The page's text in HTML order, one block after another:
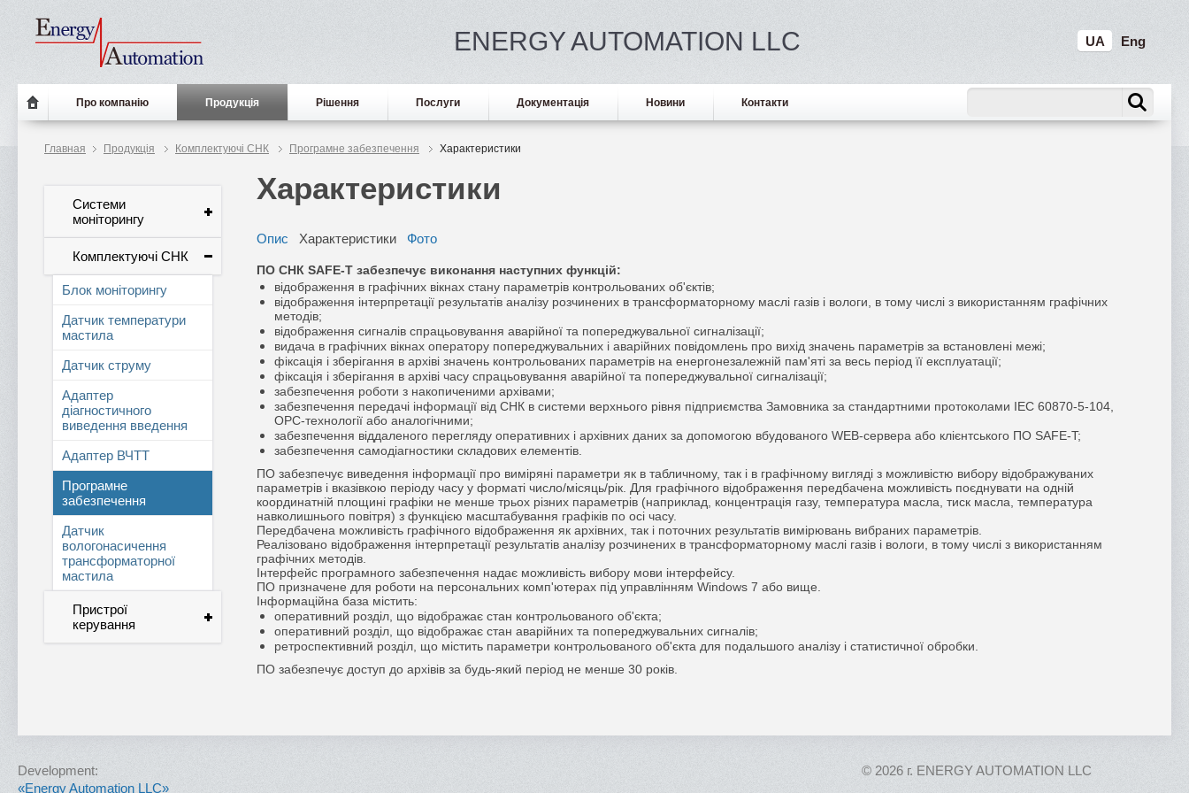
UA Eng
ENERGY AUTOMATION LLC
Про компанію Продукція Рішення Послуги Документація Новини Контакти
Главная Продукція Комплектуючі СНК Програмне забезпечення Характеристики
Системи
моніторингу
Комплектуючі СНК
Блок моніторингу
Датчик температури
мастила
Датчик струму
Адаптер
діагностичного
виведення введення
Адаптер ВЧТТ
Програмне
забезпечення
Датчик
вологонасичення
трансформаторної
мастила
Пристрої
керування
Характеристики
Опис Характеристики Фото
ПО СНК SAFE-T забезпечує виконання наступних функцій:
відображення в графічних вікнах стану параметрів контрольованих об'єктів;
відображення інтерпретації результатів аналізу розчинених в трансформаторному маслі газів і вологи, в тому числі з використанням графічних
методів;
відображення сигналів спрацьовування аварійної та попереджувальної сигналізації;
видача в графічних вікнах оператору попереджувальних і аварійних повідомлень про вихід значень параметрів за встановлені межі;
фіксація і зберігання в архіві значень контрольованих параметрів на енергонезалежній пам'яті за весь період її експлуатації;
фіксація і зберігання в архіві часу спрацьовування аварійної та попереджувальної сигналізації;
забезпечення роботи з накопиченими архівами;
забезпечення передачі інформації від СНК в системи верхнього рівня підприємства Замовника за стандартними протоколами IEC 60870-5-104,
OPC-технології або аналогічними;
забезпечення віддаленого перегляду оперативних і архівних даних за допомогою вбудованого WEB-сервера або клієнтського ПО SAFE-T;
забезпечення самодіагностики складових елементів.
ПО забезпечує виведення інформації про виміряні параметри як в табличному, так і в графічному вигляді з можливістю вибору відображуваних
параметрів і вказівкою періоду часу у форматі число/місяць/рік. Для графічного відображення передбачена можливість поєднувати на одній
координатній площині графіки не менше трьох різних параметрів (наприклад, концентрація газу, температура масла, тиск масла, температура
навколишнього повітря) з функцією масштабування графіків по осі часу.
Передбачена можливість графічного відображення як архівних, так і поточних результатів вимірювань вибраних параметрів.
Реалізовано відображення інтерпретації результатів аналізу розчинених в трансформаторному маслі газів і вологи, в тому числі з використанням
графічних методів.
Інтерфейс програмного забезпечення надає можливість вибору мови інтерфейсу.
ПО призначене для роботи на персональних комп'ютерах під управлінням Windows 7 або вище.
Інформаційна база містить:
оперативний розділ, що відображає стан контрольованого об'єкта;
оперативний розділ, що відображає стан аварійних та попереджувальних сигналів;
ретроспективний розділ, що містить параметри контрольованого об'єкта для подальшого аналізу і статистичної обробки.
ПО забезпечує доступ до архівів за будь-який період не менше 30 років.
Development:
«Energy Automation LLC»
© 2026 г. ENERGY AUTOMATION LLC